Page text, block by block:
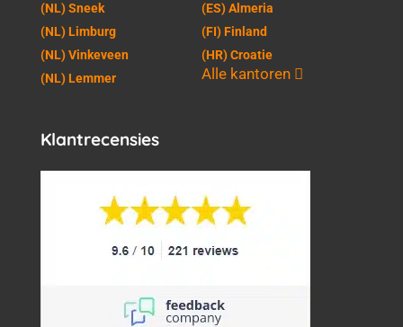
(NL) Sneek
(NL) Limburg
(NL) Vinkeveen
(NL) Lemmer
(ES) Almeria
(FI) Finland
(HR) Croatie
Alle kantoren
Klantrecensies